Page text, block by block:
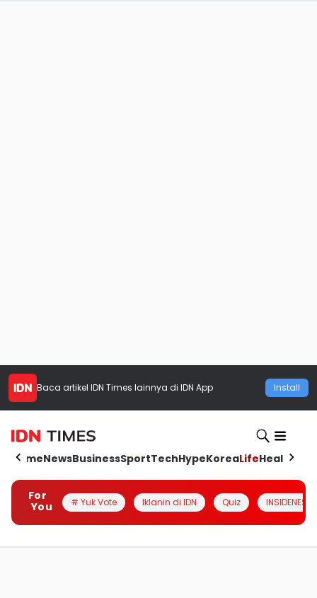
Baca artikel IDN Times lainnya di IDN App Install
HomeNewsBusinessSportTechHypeKoreaLifeHealth
For
You
# Yuk Vote Iklanin di IDN Quiz INSIDENESIA